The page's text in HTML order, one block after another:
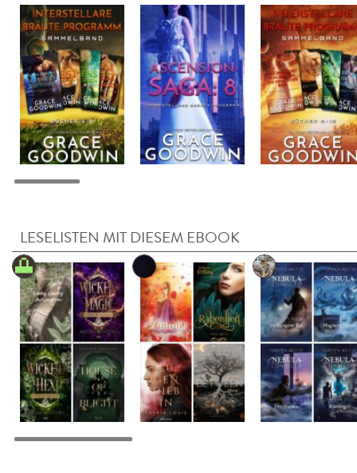
LESELISTEN MIT DIESEM EBOOK